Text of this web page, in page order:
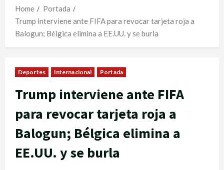
Home
Portada
Trump interviene ante FIFA para revocar tarjeta roja a
Balogun; Bélgica elimina a EE.UU. y se burla
Deportes Internacional Portada
Trump interviene ante FIFA
para revocar tarjeta roja a
Balogun; Bélgica elimina a
EE.UU. y se burla